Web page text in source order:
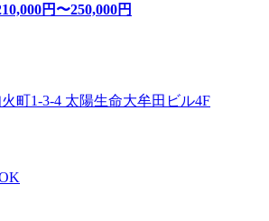
円〜250,000円
町1-3-4 太陽生命大牟田ビル4F